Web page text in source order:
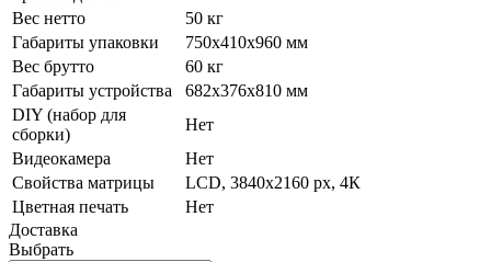
Вес нетто
50 кг
Габариты упаковки
750х410х960 мм
Вес брутто
60 кг
Габариты устройства
682x376x810 мм
DIY (набор для
сборки)
Нет
Видеокамера
Нет
Свойства матрицы
LCD, 3840х2160 px, 4К
Цветная печать
Нет
Доставка
Выбрать